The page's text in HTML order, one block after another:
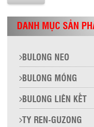
DANH MỤC SẢN
BULONG NEO
BULONG MÓNG
BULONG LIÊN KẾT
TY REN-GUZONG